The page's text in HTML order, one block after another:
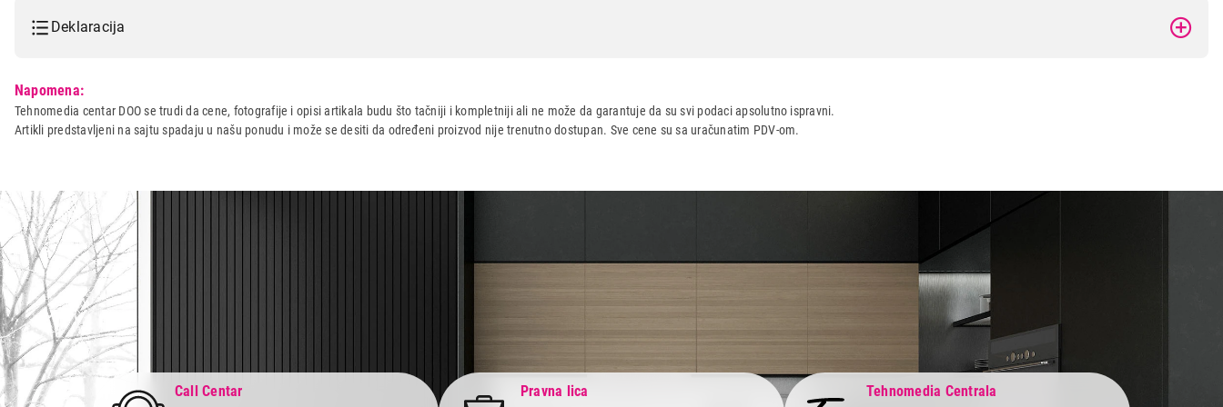
Deklaracija
Naziv i vrsta robe:
CEDILJKA ZA CITRUSNO VOCE
Uvoznik:
Nelt Co. d.o.o.
Napomena:
Tehnomedia centar DOO se trudi da cene, fotografije i opisi artikala budu što tačniji i kompletniji ali ne može da garantuje da su svi podaci apsolutno ispravni.
Artikli predstavljeni na sajtu spadaju u našu ponudu i može se desiti da određeni proizvod nije trenutno dostupan. Sve cene su sa uračunatim PDV-om.
Call Centar Pravna lica Tehnomedia Centrala